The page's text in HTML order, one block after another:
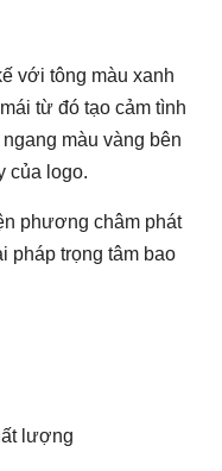
với tông màu xanh
từ đó tạo cảm tình
màu vàng bên
của logo.
phương châm phát
pháp trọng tâm bao
lượng